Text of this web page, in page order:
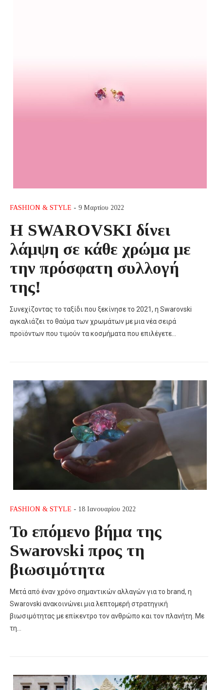
FASHION & STYLE - 9 Μαρτίου 2022
Η SWAROVSKI δίνει
λάμψη σε κάθε χρώμα με
την πρόσφατη συλλογή
της!
Συνεχίζοντας το ταξίδι που ξεκίνησε το 2021, η Swarovski
αγκαλιάζει το θαύμα των χρωμάτων με μια νέα σειρά
προϊόντων που τιμούν τα κοσμήματα που επιλέγετε…
FASHION & STYLE - 18 Ιανουαρίου 2022
Το επόμενο βήμα της
Swarovski προς τη
βιωσιμότητα
Μετά από έναν χρόνο σημαντικών αλλαγών για το brand, η
Swarovski ανακοινώνει μια λεπτομερή στρατηγική
βιωσιμότητας με επίκεντρο τον ανθρώπο και τον πλανήτη. Με
τη…